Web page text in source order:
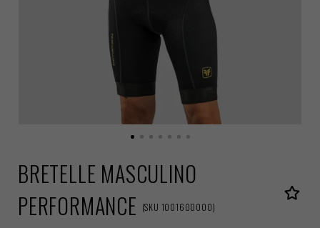
BRETELLE MASCULINO
PERFORMANCE (SKU 1001600000)